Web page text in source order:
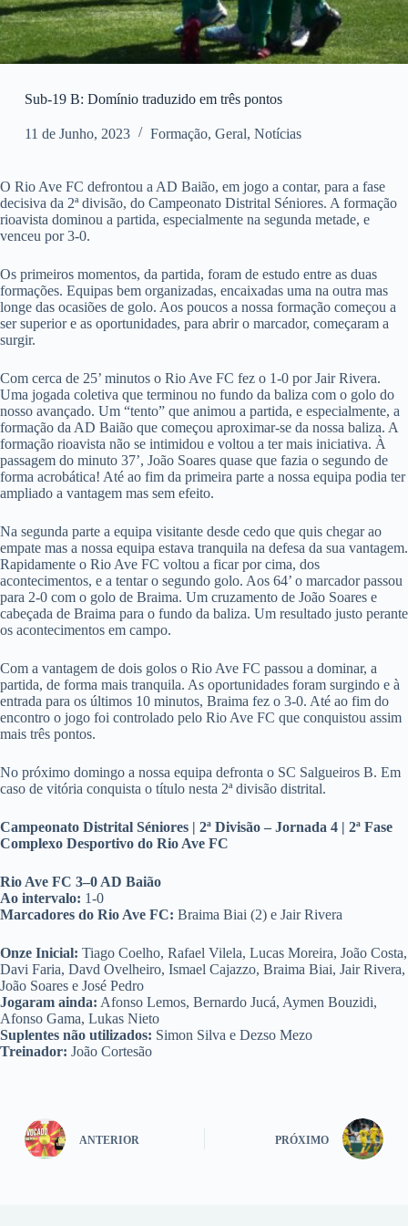
Sub-19 B: Domínio traduzido em três pontos
11 de Junho, 2023 Formação, Geral, Notícias
O Rio Ave FC defrontou a AD Baião, em jogo a contar, para a fase
decisiva da 2ª divisão, do Campeonato Distrital Séniores. A formação
rioavista dominou a partida, especialmente na segunda metade, e
venceu por 3-0.
Os primeiros momentos, da partida, foram de estudo entre as duas
formações. Equipas bem organizadas, encaixadas uma na outra mas
longe das ocasiões de golo. Aos poucos a nossa formação começou a
ser superior e as oportunidades, para abrir o marcador, começaram a
surgir.
Com cerca de 25’ minutos o Rio Ave FC fez o 1-0 por Jair Rivera.
Uma jogada coletiva que terminou no fundo da baliza com o golo do
nosso avançado. Um “tento” que animou a partida, e especialmente, a
formação da AD Baião que começou aproximar-se da nossa baliza. A
formação rioavista não se intimidou e voltou a ter mais iniciativa. À
passagem do minuto 37’, João Soares quase que fazia o segundo de
forma acrobática! Até ao fim da primeira parte a nossa equipa podia ter
ampliado a vantagem mas sem efeito.
Na segunda parte a equipa visitante desde cedo que quis chegar ao
empate mas a nossa equipa estava tranquila na defesa da sua vantagem.
Rapidamente o Rio Ave FC voltou a ficar por cima, dos
acontecimentos, e a tentar o segundo golo. Aos 64’ o marcador passou
para 2-0 com o golo de Braima. Um cruzamento de João Soares e
cabeçada de Braima para o fundo da baliza. Um resultado justo perante
os acontecimentos em campo.
Com a vantagem de dois golos o Rio Ave FC passou a dominar, a
partida, de forma mais tranquila. As oportunidades foram surgindo e à
entrada para os últimos 10 minutos, Braima fez o 3-0. Até ao fim do
encontro o jogo foi controlado pelo Rio Ave FC que conquistou assim
mais três pontos.
No próximo domingo a nossa equipa defronta o SC Salgueiros B. Em
caso de vitória conquista o título nesta 2ª divisão distrital.
Campeonato Distrital Séniores | 2ª Divisão – Jornada 4 | 2ª Fase
Complexo Desportivo do Rio Ave FC
Rio Ave FC 3–0 AD Baião
Ao intervalo: 1-0
Marcadores do Rio Ave FC: Braima Biai (2) e Jair Rivera
Onze Inicial: Tiago Coelho, Rafael Vilela, Lucas Moreira, João Costa,
Davi Faria, Davd Ovelheiro, Ismael Cajazzo, Braima Biai, Jair Rivera,
João Soares e José Pedro
Jogaram ainda: Afonso Lemos, Bernardo Jucá, Aymen Bouzidi,
Afonso Gama, Lukas Nieto
Suplentes não utilizados: Simon Silva e Dezso Mezo
Treinador: João Cortesão
ANTERIOR PRÓXIMO